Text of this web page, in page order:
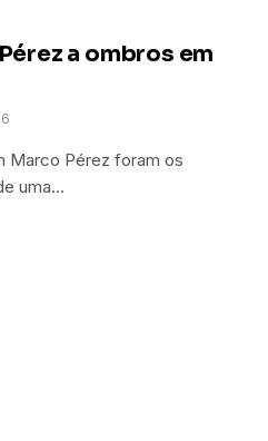
a ombros em
Marco Pérez foram os
uma…